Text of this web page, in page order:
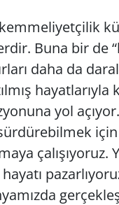
Buna bir de
daha da
yol
için
çalışıyoruz.